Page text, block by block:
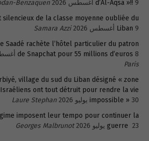
d’Al-Aqsa »!! 9 أغسطس 2026
Benzaquen
silencieux de la classe moyenne oubliée du
Liban 9 أغسطس 2026
Samara Azzi
Saadé rachète l’hôtel particulier du patron
de Snapchat pour 55 millions d’euros 8 أغسطس 2026
Paris
village du sud du Liban désigné « zone
ont tout détruit pour rendre la vie
impossible » 30 يوليو 2026
Laure Stephan
imposent leur tempo pour continuer la
guerre 23 يوليو 2026 Georges Malbrunot